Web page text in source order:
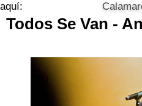
aquí:
Todos Se Van -